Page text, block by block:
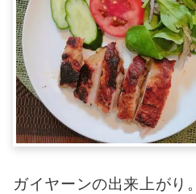
ガイヤーンの出来上がり。